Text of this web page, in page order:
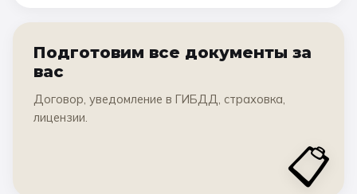
Подготовим все документы за
вас
Договор, уведомление в ГИБДД, страховка,
лицензии.
📋